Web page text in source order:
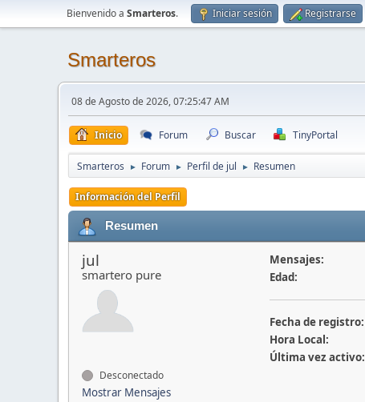
Bienvenido a Smarteros. Iniciar sesión Registrarse
Smarteros
08 de Agosto de 2026, 07:25:47 AM
Inicio Forum Buscar TinyPortal
Smarteros ► Forum ► Perfil de jul ► Resumen
Información del Perfil
Resumen
jul
smartero pure
Desconectado
Mostrar Mensajes
Mensajes:
Edad:
Fecha de registro:
Hora Local:
Última vez activo: